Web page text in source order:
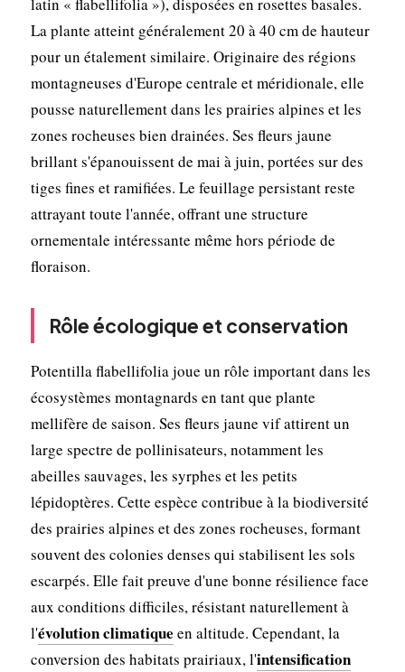
La plante atteint généralement 20 à 40 cm de hauteur
pour un étalement similaire. Originaire des régions
montagneuses d'Europe centrale et méridionale, elle
pousse naturellement dans les prairies alpines et les
zones rocheuses bien drainées. Ses fleurs jaune
brillant s'épanouissent de mai à juin, portées sur des
tiges fines et ramifiées. Le feuillage persistant reste
attrayant toute l'année, offrant une structure
ornementale intéressante même hors période de
floraison.
Rôle écologique et conservation
Potentilla flabellifolia joue un rôle important dans les
écosystèmes montagnards en tant que plante
mellifère de saison. Ses fleurs jaune vif attirent un
large spectre de pollinisateurs, notamment les
abeilles sauvages, les syrphes et les petits
lépidoptères. Cette espèce contribue à la biodiversité
des prairies alpines et des zones rocheuses, formant
souvent des colonies denses qui stabilisent les sols
escarpés. Elle fait preuve d'une bonne résilience face
aux conditions difficiles, résistant naturellement à
l'évolution climatique en altitude. Cependant, la
conversion des habitats prairiaux, l'intensification